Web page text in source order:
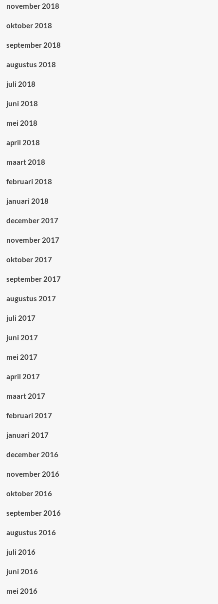
november 2018
oktober 2018
september 2018
augustus 2018
juli 2018
juni 2018
mei 2018
april 2018
maart 2018
februari 2018
januari 2018
december 2017
november 2017
oktober 2017
september 2017
augustus 2017
juli 2017
juni 2017
mei 2017
april 2017
maart 2017
februari 2017
januari 2017
december 2016
november 2016
oktober 2016
september 2016
augustus 2016
juli 2016
juni 2016
mei 2016